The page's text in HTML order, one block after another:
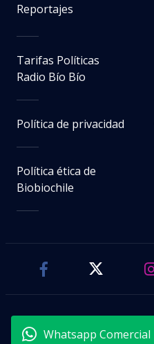
Reportajes
Tarifas Políticas
Radio Bío Bío
Política de privacidad
Política ética de
Biobiochile
Whatsapp Comercial